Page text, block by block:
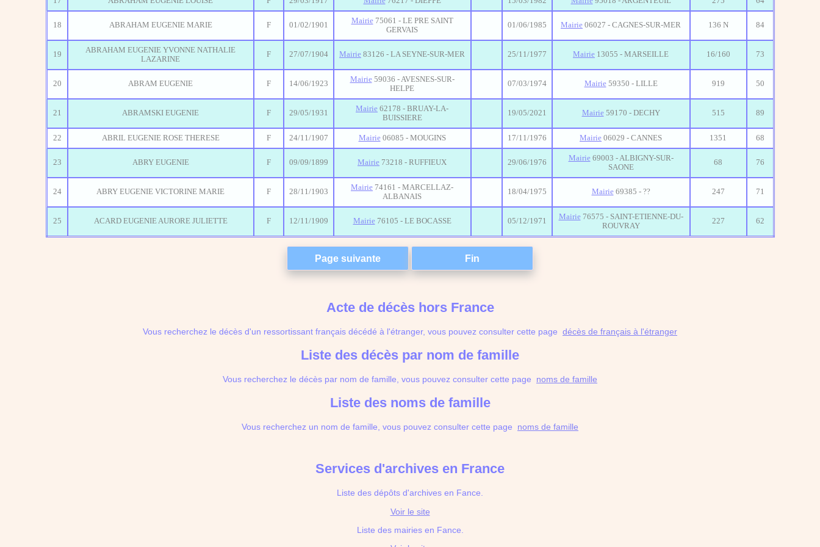
18 ABRAHAM EUGENIE MARIE F 01/02/1901 Mairie75061 - LE PRE SAINT
GERVAIS
01/06/1985 Mairie 06027 - CAGNES-SUR-MER 136 N 84
19
ABRAHAM EUGENIE YVONNE NATHALIE
LAZARINE
F 27/07/1904 Mairie 83126 - LA SEYNE-SUR-MER 25/11/1977 Mairie 13055 - MARSEILLE 16/160 73
20 ABRAM EUGENIE F 14/06/1923 Mairie59036 - AVESNES-SUR-
HELPE
07/03/1974 Mairie59350 - LILLE 919 50
21 ABRAMSKI EUGENIE F 29/05/1931 Mairie 62178 - BRUAY-LA-
BUISSIERE
19/05/2021 Mairie59170 - DECHY 515 89
22 ABRIL EUGENIE ROSE THERESE F 24/11/1907 Mairie06085 - MOUGINS 17/11/1976 Mairie 06029 - CANNES 1351 68
23 ABRY EUGENIE F 09/09/1899 Mairie 73218 - RUFFIEUX 29/06/1976 Mairie69003 - ALBIGNY-SUR-
SAONE
68 76
24 ABRY EUGENIE VICTORINE MARIE F 28/11/1903 Mairie 74161 - MARCELLAZ-
ALBANAIS
18/04/1975 Mairie69385 - ?? 247 71
25 ACARD EUGENIE AURORE JULIETTE F 12/11/1909 Mairie76105 - LE BOCASSE 05/12/1971 Mairie76575 - SAINT-ETIENNE-DU-
ROUVRAY
227 62
Acte de décès hors France
Vous recherchez le décès d'un ressortissant français décédé à l'étranger, vous pouvez consulter cette page décès de français à l'étranger
Liste des décès par nom de famille
Vous recherchez le décès par nom de famille, vous pouvez consulter cette page noms de famille
Liste des noms de famille
Vous recherchez un nom de famille, vous pouvez consulter cette page noms de famille
Services d'archives en France
Liste des dépôts d'archives en Fance.
Voir le site
Liste des mairies en Fance.